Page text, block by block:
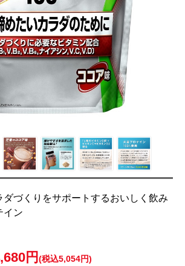
ダづくりをサポートするおいしく飲み
イン
円 (税込5,054円)